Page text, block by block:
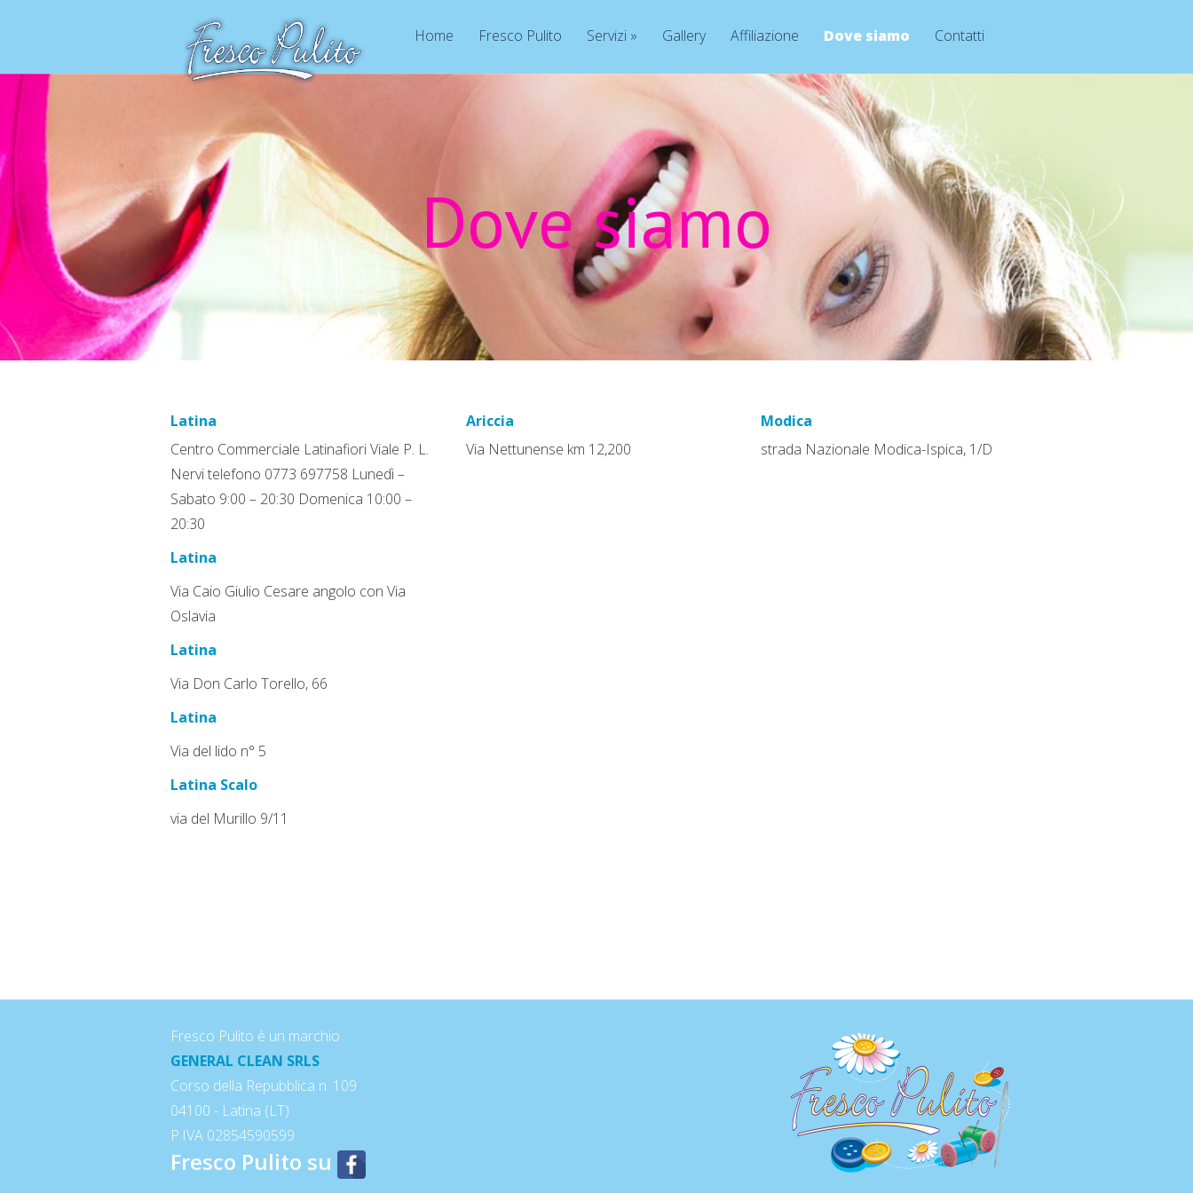
Home Fresco Pulito Servizi » Gallery Affiliazione Dove siamo Contatti
Dove siamo
Latina
Centro Commerciale Latinafiori Viale P. L.
Nervi telefono 0773 697758 Lunedì –
Sabato 9:00 – 20:30 Domenica 10:00 –
20:30​
Latina
Via Caio Giulio Cesare angolo con Via
Oslavia
Latina
Via Don Carlo Torello, 66
Latina
Via del lido n° 5
Latina Scalo
via del Murillo 9/11
Ariccia
Via Nettunense km 12,200
Modica
strada Nazionale Modica-Ispica, 1/D
Fresco Pulito è un marchio
GENERAL CLEAN SRLS
Corso della Repubblica n. 109
04100 - Latina (LT)
P.IVA 02854590599
Fresco Pulito su